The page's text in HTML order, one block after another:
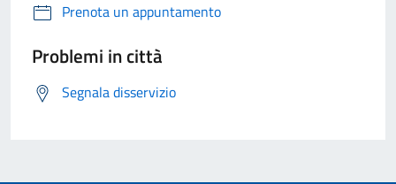
Prenota un appuntamento
Problemi in città
Segnala disservizio